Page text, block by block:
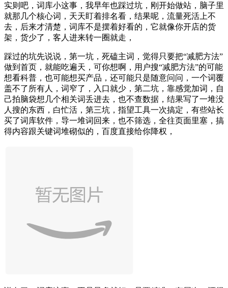
实则吧，词库小这事，我早年也踩过坑，刚开始做站，脑子里
就那几个核心词，天天盯着排名看，结果呢，流量死活上不
去，后来才清楚，词库不是摆着好看的，它就像你开店的货
架，货少了，客人进来转一圈就走，
踩过的坑先说说，第一坑，死磕主词，觉得只要把“减肥方法”
做到首页，就能吃遍天，可你想啊，用户搜“减肥方法”的可能
想看科普，也可能想买产品，还可能只是随意问问，一个词覆
盖不了所有人，词窄了，入口就少，第二坑，靠感觉加词，自
己拍脑袋想几个相关词丢进去，也不查数据，结果写了一堆没
人搜的东西，白忙活，第三坑，指望工具一次搞定，有些站长
买了词库软件，导一堆词回来，也不筛选，全往页面里塞，搞
得内容跟关键词堆砌似的，百度直接给你降权，